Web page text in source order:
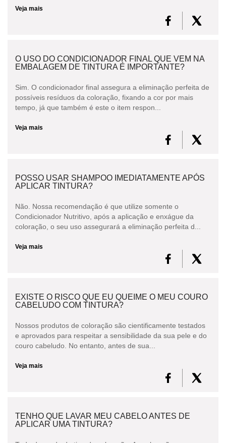
Veja mais
O USO DO CONDICIONADOR FINAL QUE VEM NA
EMBALAGEM DE TINTURA É IMPORTANTE?
Sim. O condicionador final assegura a eliminação perfeita de
possíveis resíduos da coloração, fixando a cor por mais
tempo, já que também é este o item respon...
Veja mais
POSSO USAR SHAMPOO IMEDIATAMENTE APÓS
APLICAR TINTURA?
Não. Nossa recomendação é que utilize somente o
Condicionador Nutritivo, após a aplicação e enxágue da
coloração, o seu uso assegurará a eliminação perfeita d...
Veja mais
EXISTE O RISCO QUE EU QUEIME O MEU COURO
CABELUDO COM TINTURA?
Nossos produtos de coloração são cientificamente testados
e aprovados para respeitar a sensibilidade da sua pele e do
couro cabeludo. No entanto, antes de sua...
Veja mais
TENHO QUE LAVAR MEU CABELO ANTES DE
APLICAR UMA TINTURA?